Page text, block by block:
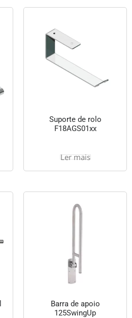
Suporte de rolo
F18AGS01xx
Ler mais
Barra de apoio
125SwingUp